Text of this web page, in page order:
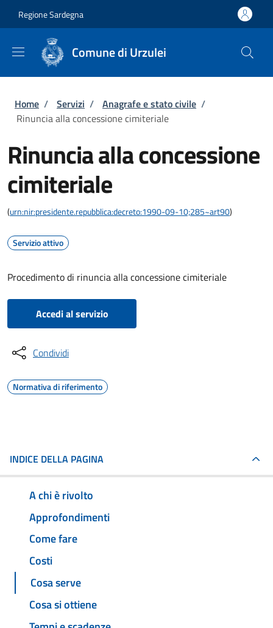
Regione Sardegna
Comune di Urzulei
Briciole di pane
Home / Servizi / Anagrafe e stato civile /
Rinuncia alla concessione cimiteriale
Rinuncia alla concessione
cimiteriale
(urn:nir:presidente.repubblica:decreto:1990-09-10;285~art90)
Servizio attivo
Procedimento di rinuncia alla concessione cimiteriale
Accedi al servizio
Condividi
Normativa di riferimento
INDICE DELLA PAGINA
A chi è rivolto
Approfondimenti
Come fare
Costi
Cosa serve
Cosa si ottiene